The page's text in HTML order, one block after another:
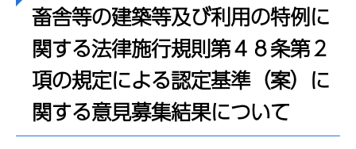
畜舎等の建築等及び利用の特例に
関する法律施行規則第４８条第２
項の規定による認定基準（案）に
関する意見募集結果について